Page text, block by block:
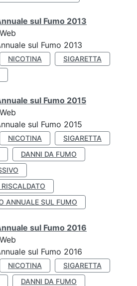
sul Fumo 2013
sul Fumo 2013
NICOTINA
SIGARETTA
sul Fumo 2015
sul Fumo 2015
NICOTINA
SIGARETTA
DANNI DA FUMO
ANNUALE SUL FUMO
sul Fumo 2016
sul Fumo 2016
NICOTINA
SIGARETTA
DANNI DA FUMO